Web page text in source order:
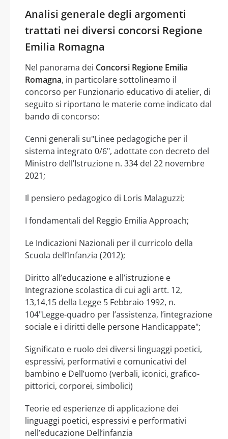
Analisi generale degli argomenti
trattati nei diversi concorsi Regione
Emilia Romagna
Nel panorama dei Concorsi Regione Emilia
Romagna, in particolare sottolineamo il
concorso per Funzionario educativo di atelier, di
seguito si riportano le materie come indicato dal
bando di concorso:
Cenni generali su"Linee pedagogiche per il
sistema integrato 0/6", adottate con decreto del
Ministro dell’Istruzione n. 334 del 22 novembre
2021;
Il pensiero pedagogico di Loris Malaguzzi;
I fondamentali del Reggio Emilia Approach;
Le Indicazioni Nazionali per il curricolo della
Scuola dell’Infanzia (2012);
Diritto all’educazione e all’istruzione e
Integrazione scolastica di cui agli artt. 12,
13,14,15 della Legge 5 Febbraio 1992, n.
104"Legge-quadro per l’assistenza, l’integrazione
sociale e i diritti delle persone Handicappate";
Significato e ruolo dei diversi linguaggi poetici,
espressivi, performativi e comunicativi del
bambino e Dell’uomo (verbali, iconici, grafico-
pittorici, corporei, simbolici)
Teorie ed esperienze di applicazione dei
linguaggi poetici, espressivi e performativi
nell’educazione Dell’infanzia